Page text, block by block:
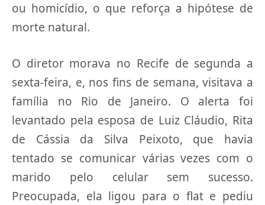
ou homicídio, o que reforça a hipótese de
morte natural.
O diretor morava no Recife de segunda a
sexta-feira, e, nos fins de semana, visitava a
família no Rio de Janeiro. O alerta foi
levantado pela esposa de Luiz Cláudio, Rita
de Cássia da Silva Peixoto, que havia
tentado se comunicar várias vezes com o
marido pelo celular sem sucesso.
Preocupada, ela ligou para o flat e pediu